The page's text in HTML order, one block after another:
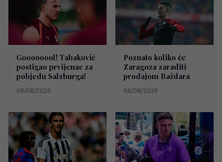
Goooooool! Tabaković
postigao prvijenac za
pobjedu Salzburga!
06/08/2026
Poznato koliko će
Zaragoza zaraditi
prodajom Baždara
06/08/2026